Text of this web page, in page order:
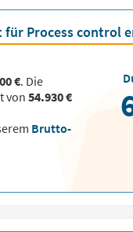
Process control
€. Die
von 54.930 €
Brutto-